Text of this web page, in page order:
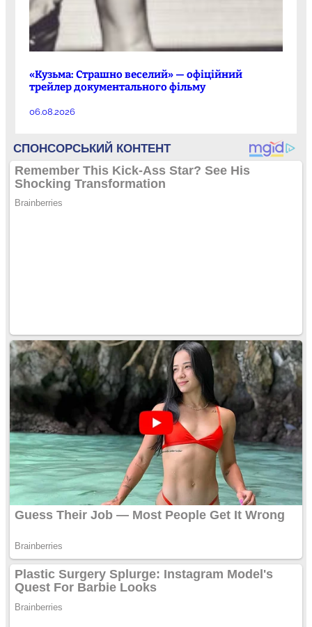
«Кузьма: Страшно веселий» — офіційний
трейлер документального фільму
06.08.2026